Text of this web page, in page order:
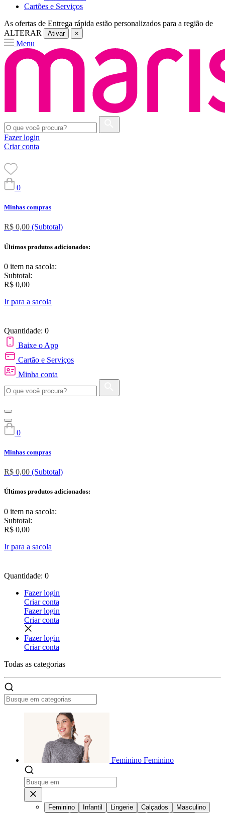
Cartões e Serviços
As ofertas de Entrega rápida estão personalizados para a região de
ALTERAR
Ativar ×
Menu
Fazer login
Criar conta
0
Minhas compras
R$ 0,00 (Subtotal)
Últimos produtos adicionados:
0 item na sacola:
Subtotal:
R$ 0,00
Ir para a sacola
Quantidade: 0
Baixe o App
Cartão e Serviços
Minha conta
0
Minhas compras
R$ 0,00 (Subtotal)
Últimos produtos adicionados:
0 item na sacola:
Subtotal:
R$ 0,00
Ir para a sacola
Quantidade: 0
Fazer login
Criar conta
Fazer login
Criar conta
Fazer login
Criar conta
Todas as categorias
Feminino Feminino
Feminino Infantil Lingerie Calçados
Masculino